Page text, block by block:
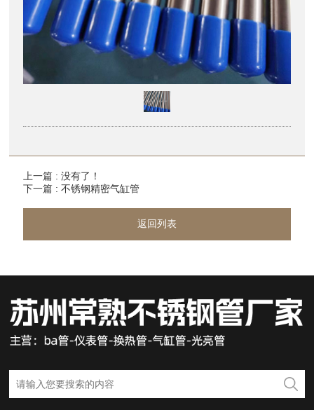
上一篇 : 没有了！
下一篇 : 不锈钢精密气缸管
返回列表